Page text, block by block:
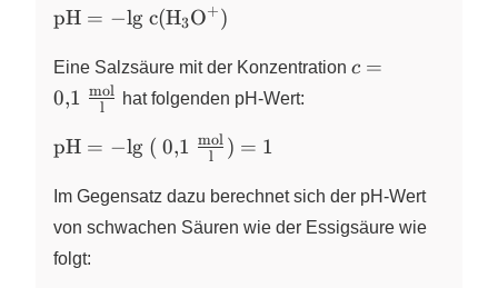
\ce{pH =
c(H3O+)}
pH = −lg c(HX
3OX
+)
Eine Salzsäure mit der Konzentration c =
c =
0,1 l
mol hat folgenden pH-Wert:
\ce{pH
\pu{0,1
mol//l})
= 1}
pH = −lg ( 0,1 l
mol ) = 1
Im Gegensatz dazu berechnet sich der pH-Wert
von schwachen Säuren wie der Essigsäure wie
folgt: